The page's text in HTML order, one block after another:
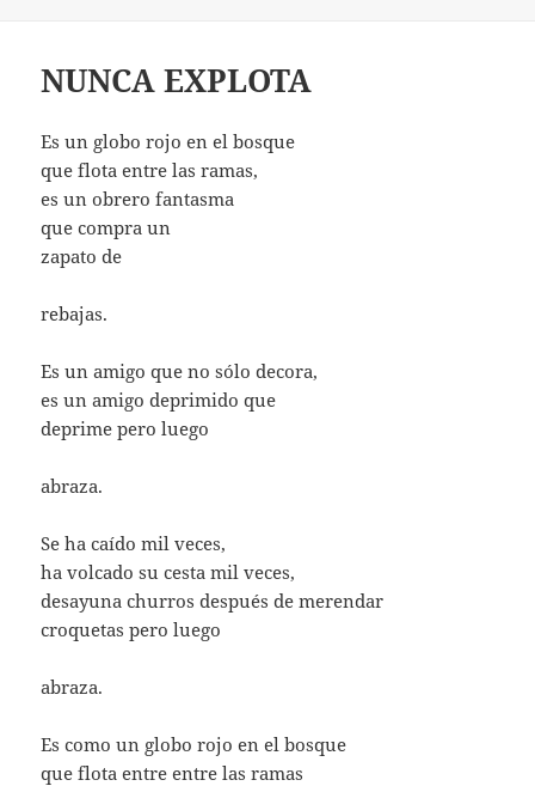
NUNCA EXPLOTA
Es un globo rojo en el bosque
que flota entre las ramas,
es un obrero fantasma
que compra un
zapato de
rebajas.
Es un amigo que no sólo decora,
es un amigo deprimido que
deprime pero luego
abraza.
Se ha caído mil veces,
ha volcado su cesta mil veces,
desayuna churros después de merendar
croquetas pero luego
abraza.
Es como un globo rojo en el bosque
que flota entre entre las ramas